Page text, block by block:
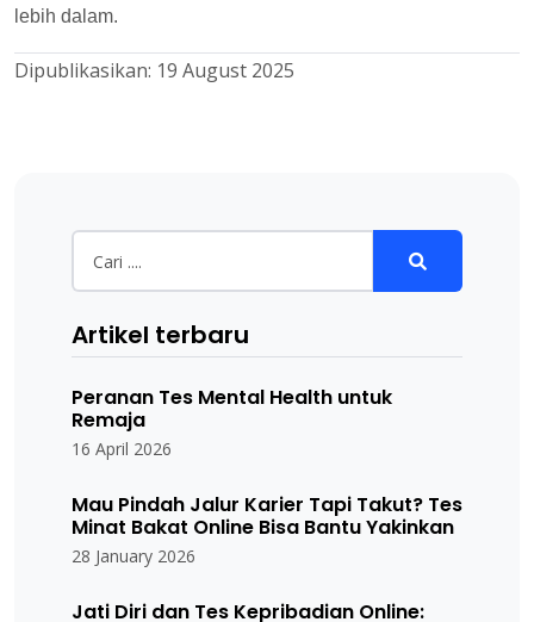
lebih dalam.
Dipublikasikan: 19 August 2025
Artikel terbaru
Peranan Tes Mental Health untuk
Remaja
16 April 2026
Mau Pindah Jalur Karier Tapi Takut? Tes
Minat Bakat Online Bisa Bantu Yakinkan
28 January 2026
Jati Diri dan Tes Kepribadian Online: